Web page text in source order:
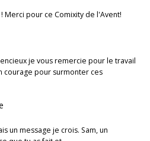
Merci pour ce Comixity de l'Avent!
je vous remercie pour le travail
courage pour surmonter ces
un message je crois. Sam, un